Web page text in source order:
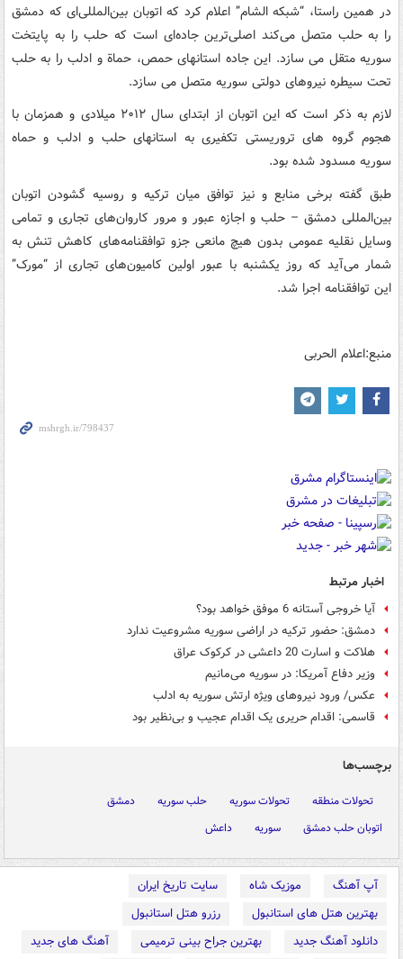
در همین راستا، “شبکه الشام” اعلام کرد که اتوبان بین‌المللی‌ای که دمشق
را به حلب متصل می‌کند اصلی‌ترین جاده‌ای است که حلب را به پایتخت
سوریه متقل می سازد. این جاده استانهای حمص، حماة و ادلب را به حلب
تحت سیطره نیروهای دولتی سوریه متصل می سازد.
لازم به ذکر است که این اتوبان از ابتدای سال ۲۰۱۲ میلادی و همزمان با
هجوم گروه های تروریستی تکفیری به استانهای حلب و ادلب و حماه
سوریه مسدود شده بود.
طبق گفته برخی منابع و نیز توافق میان ترکیه و روسیه گشودن اتوبان
بین‌المللی دمشق – حلب و اجازه عبور و مرور کاروان‌های تجاری و تمامی
وسایل نقلیه عمومی بدون هیچ مانعی جزو توافقنامه‌های کاهش تنش به
شمار می‌آید که روز یکشنبه با عبور اولین کامیون‌های تجاری از “مورک”
این توافقنامه اجرا شد.
منبع:اعلام الحربی
اخبار مرتبط
آیا خروجی آستانه 6 موفق خواهد بود؟
دمشق: حضور ترکیه در اراضی سوریه مشروعیت ندارد
هلاکت و اسارت 20 داعشی در کرکوک عراق
وزیر دفاع آمریکا: در سوریه می‌مانیم
عکس/ ورود نیروهای ویژه ارتش سوریه به ادلب
قاسمی:‌ اقدام حریری یک اقدام عجیب و بی‌نظیر بود
برچسب‌ها
تحولات منطقه تحولات سوریه حلب سوریه
دمشق
اتوبان حلب دمشق
سوریه داعش
آپ آهنگ موزیک شاه
سایت تاریخ ایران
بهترین هتل های استانبول
رزرو هتل استانبول
دانلود آهنگ جدید
بهترین جراح بینی ترمیمی
آهنگ های جدید